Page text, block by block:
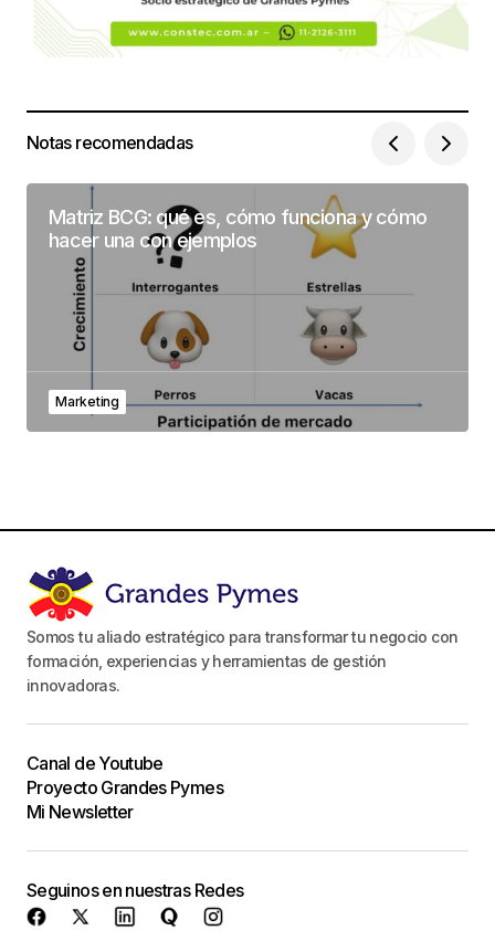
Notas recomendadas
Matriz BCG: qué es, cómo funciona y cómo
hacer una con ejemplos
Marketing
Somos tu aliado estratégico para transformar tu negocio con
formación, experiencias y herramientas de gestión
innovadoras.
Canal de Youtube
Proyecto Grandes Pymes
Mi Newsletter
Seguinos en nuestras Redes